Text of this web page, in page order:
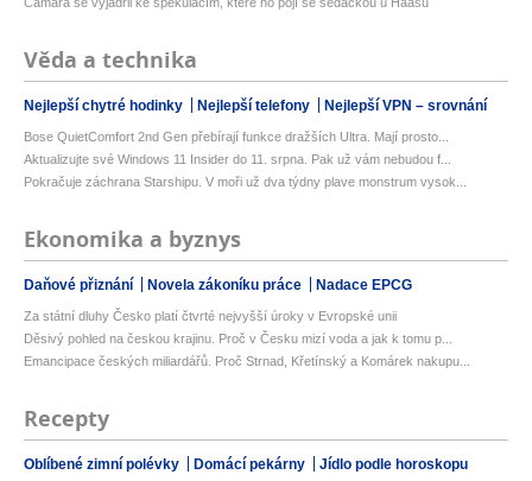
Věda a technika
Nejlepší chytré hodinky Nejlepší telefony Nejlepší VPN – srovnání
Bose QuietComfort 2nd Gen přebírají funkce dražších Ultra. Mají prosto...
Aktualizujte své Windows 11 Insider do 11. srpna. Pak už vám nebudou f...
Pokračuje záchrana Starshipu. V moři už dva týdny plave monstrum vysok...
Ekonomika a byznys
Daňové přiznání Novela zákoníku práce Nadace EPCG
Za státní dluhy Česko platí čtvrté nejvyšší úroky v Evropské unii
Děsivý pohled na českou krajinu. Proč v Česku mizí voda a jak k tomu p...
Emancipace českých miliardářů. Proč Strnad, Křetínský a Komárek nakupu...
Recepty
Oblíbené zimní polévky Domácí pekárny Jídlo podle horoskopu